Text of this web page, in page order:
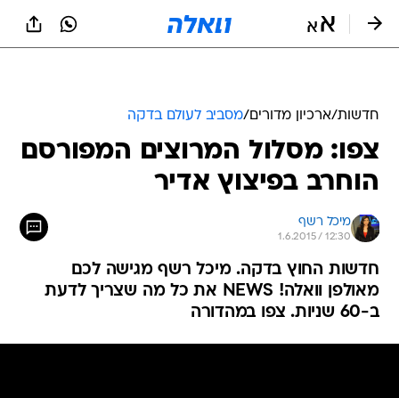
חדשות/ארכיון מדורים/מסביב לעולם בדקה
צפו: מסלול המרוצים המפורסם
הוחרב בפיצוץ אדיר
מיכל רשף
1.6.2015 / 12:30
חדשות החוץ בדקה. מיכל רשף מגישה לכם
מאולפן וואלה! NEWS את כל מה שצריך לדעת
ב-60 שניות. צפו במהדורה